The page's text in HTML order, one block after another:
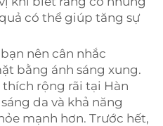
có thể giúp tăng sự
nên cân nhắc
bằng ánh sáng xung.
rộng rãi tại Hàn
da và khả năng
mạnh hơn. Trước hết,